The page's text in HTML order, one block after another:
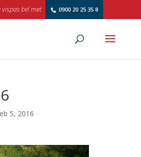
vispas bel met 0900 20 25 35 8
5, 2016